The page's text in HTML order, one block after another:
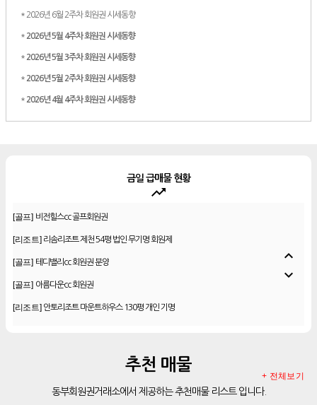
* 2026년 6월 2주차 회원권 시세동향
* 2026년 5월 4주차 회원권 시세동향
* 2026년 5월 3주차 회원권 시세동향
* 2026년 5월 2주차 회원권 시세동향
* 2026년 4월 4주차 회원권 시세동향
금일 급매물 현황
trending_up
[리조트] 리솜리조트 제천 54평 법인 무기명 회원제
[골프]테디밸리cc 회원권 분양
[골프] 아름다운cc 회원권
[리조트] 안토리조트 마운트하우스 130평 개인 기명
[리조트] 한화 안토 77평 등기 기명
한화리조트 스위트 회원제 무기명
expand_less
expand_more
추천 매물
동부회원권거래소에서 제공하는 추천매물 리스트 입니다.
+ 전체보기